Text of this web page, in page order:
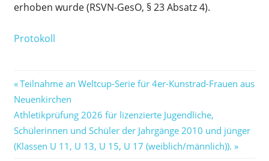
erhoben wurde (RSVN-GesO, § 23 Absatz 4).
Protokoll
Beitragsnavigation
Vorheriger
Beitrag:
Teilnahme an Weltcup-Serie für 4er-Kunstrad-Frauen aus
Neuenkirchen
Nächster
Beitrag:
Athletikprüfung 2026 für lizenzierte Jugendliche,
Schülerinnen und Schüler der Jahrgänge 2010 und jünger
(Klassen U 11, U 13, U 15, U 17 (weiblich/männlich)).